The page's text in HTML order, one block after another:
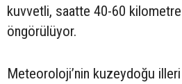
kuvvetli, saatte 40-60
öngörülüyor.
Meteoroloji’nin kuzeydoğu illeri